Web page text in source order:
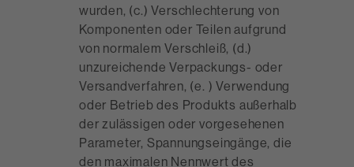
wurden, (c.) Verschlechterung von
Komponenten oder Teilen aufgrund
von normalem Verschleiß, (d.)
unzureichende Verpackungs- oder
Versandverfahren, (e. ) Verwendung
oder Betrieb des Produkts außerhalb
der zulässigen oder vorgesehenen
Parameter, Spannungseingänge, die
den maximalen Nennwert des